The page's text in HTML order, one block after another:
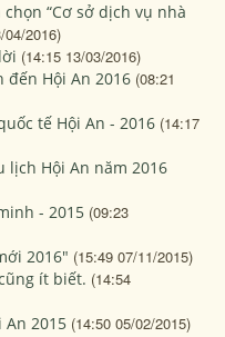
“Cơ sở dịch vụ nhà
04/2016)
(14:15 13/03/2016)
Hội An 2016 (08:21
tế Hội An - 2016 (14:17
lịch Hội An năm 2016
- 2015 (09:23
2016" (15:49 07/11/2015)
ít biết. (14:54
2015 (14:50 05/02/2015)